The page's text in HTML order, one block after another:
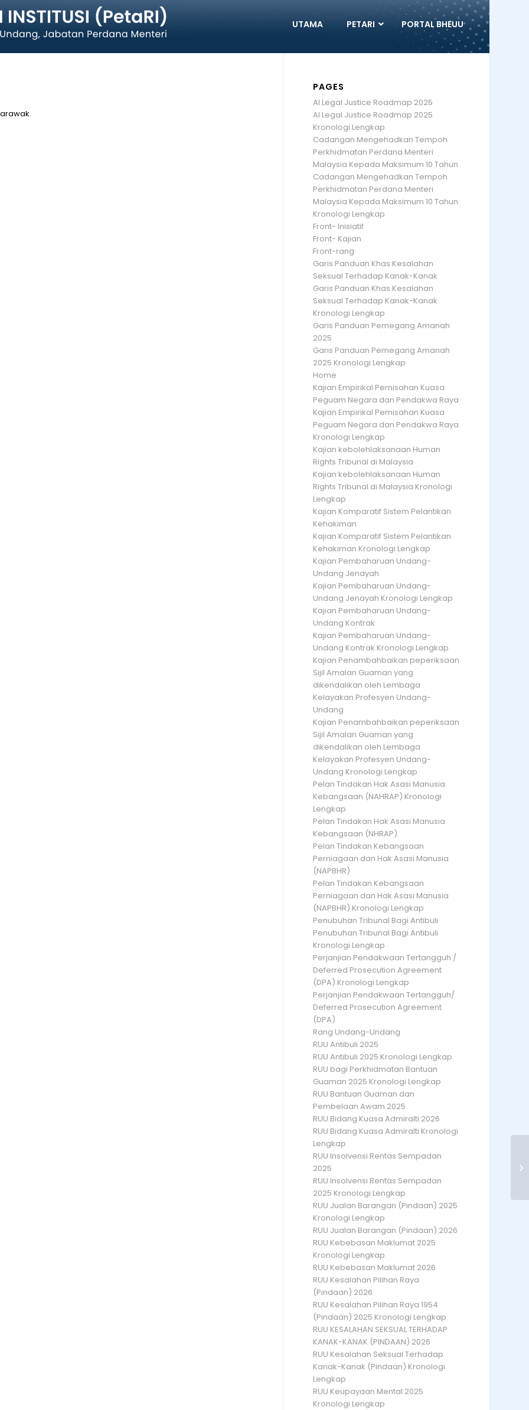
UTAMA PETARI PORTAL BHEUU
PAGES
AI Legal Justice Roadmap 2025
AI Legal Justice Roadmap 2025
Kronologi Lengkap
Cadangan Mengehadkan Tempoh
Perkhidmatan Perdana Menteri
Malaysia Kepada Maksimum 10 Tahun
Cadangan Mengehadkan Tempoh
Perkhidmatan Perdana Menteri
Malaysia Kepada Maksimum 10 Tahun
Kronologi Lengkap
Front- Inisiatif
Front- Kajian
Front-rang
Garis Panduan Khas Kesalahan
Seksual Terhadap Kanak-Kanak
Garis Panduan Khas Kesalahan
Seksual Terhadap Kanak-Kanak
Kronologi Lengkap
Garis Panduan Pemegang Amanah
2025
Garis Panduan Pemegang Amanah
2025 Kronologi Lengkap
Home
Kajian Empirikal Pemisahan Kuasa
Peguam Negara dan Pendakwa Raya
Kajian Empirikal Pemisahan Kuasa
Peguam Negara dan Pendakwa Raya
Kronologi Lengkap
Kajian kebolehlaksanaan Human
Rights Tribunal di Malaysia
Kajian kebolehlaksanaan Human
Rights Tribunal di Malaysia Kronologi
Lengkap
Kajian Komparatif Sistem Pelantikan
Kehakiman
Kajian Komparatif Sistem Pelantikan
Kehakiman Kronologi Lengkap
Kajian Pembaharuan Undang-
Undang Jenayah
Kajian Pembaharuan Undang-
Undang Jenayah Kronologi Lengkap
Kajian Pembaharuan Undang-
Undang Kontrak
Kajian Pembaharuan Undang-
Undang Kontrak Kronologi Lengkap
Kajian Penambahbaikan peperiksaan
Sijil Amalan Guaman yang
dikendalikan oleh Lembaga
Kelayakan Profesyen Undang-
Undang
Kajian Penambahbaikan peperiksaan
Sijil Amalan Guaman yang
dikendalikan oleh Lembaga
Kelayakan Profesyen Undang-
Undang Kronologi Lengkap
Pelan Tindakan Hak Asasi Manusia
Kebangsaan (NAHRAP) Kronologi
Lengkap
Pelan Tindakan Hak Asasi Manusia
Kebangsaan (NHRAP)
Pelan Tindakan Kebangsaan
Perniagaan dan Hak Asasi Manusia
(NAPBHR)
Pelan Tindakan Kebangsaan
Perniagaan dan Hak Asasi Manusia
(NAPBHR) Kronologi Lengkap
Penubuhan Tribunal Bagi Antibuli
Penubuhan Tribunal Bagi Antibuli
Kronologi Lengkap
Perjanjian Pendakwaan Tertangguh /
Deferred Prosecution Agreement
(DPA) Kronologi Lengkap
Perjanjian Pendakwaan Tertangguh/
Deferred Prosecution Agreement
(DPA)
Rang Undang-Undang
RUU Antibuli 2025
RUU Antibuli 2025 Kronologi Lengkap
RUU bagi Perkhidmatan Bantuan
Guaman 2025 Kronologi Lengkap
RUU Bantuan Guaman dan
Pembelaan Awam 2025
RUU Bidang Kuasa Admiralti 2026
RUU Bidang Kuasa Admiralti Kronologi
Lengkap
RUU Insolvensi Rentas Sempadan
2025
RUU Insolvensi Rentas Sempadan
2025 Kronologi Lengkap
RUU Jualan Barangan (Pindaan) 2025
Kronologi Lengkap
RUU Jualan Barangan (Pindaan) 2026
RUU Kebebasan Maklumat 2025
Kronologi Lengkap
RUU Kebebasan Maklumat 2026
RUU Kesalahan Pilihan Raya
(Pindaan) 2026
RUU Kesalahan Pilihan Raya 1954
(Pindaan) 2025 Kronologi Lengkap
RUU KESALAHAN SEKSUAL TERHADAP
KANAK-KANAK (PINDAAN) 2026
RUU Kesalahan Seksual Terhadap
Kanak-Kanak (Pindaan) Kronologi
Lengkap
RUU Keupayaan Mental 2025
Kronologi Lengkap